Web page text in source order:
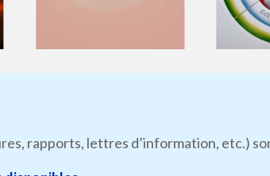
rapports, lettres d’information, etc.)